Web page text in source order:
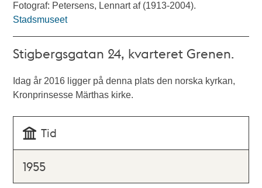
Fotograf: Petersens, Lennart af (1913-2004).
Stadsmuseet
Stigbergsgatan 24, kvarteret Grenen.
Idag år 2016 ligger på denna plats den norska kyrkan,
Kronprinsesse Märthas kirke.
Tid
1955